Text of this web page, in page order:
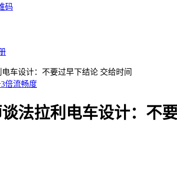
倍流畅度
法拉利电车设计：不